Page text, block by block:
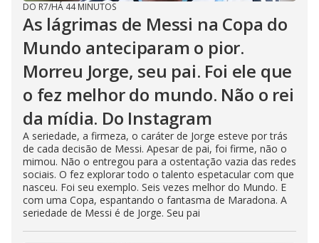
DO R7/HÁ 44 MINUTOS
As lágrimas de Messi na Copa do
Mundo anteciparam o pior.
Morreu Jorge, seu pai. Foi ele que
o fez melhor do mundo. Não o rei
da mídia. Do Instagram
A seriedade, a firmeza, o caráter de Jorge esteve por trás
de cada decisão de Messi. Apesar de pai, foi firme, não o
mimou. Não o entregou para a ostentação vazia das redes
sociais. O fez explorar todo o talento espetacular com que
nasceu. Foi seu exemplo. Seis vezes melhor do Mundo. E
com uma Copa, espantando o fantasma de Maradona. A
seriedade de Messi é de Jorge. Seu pai